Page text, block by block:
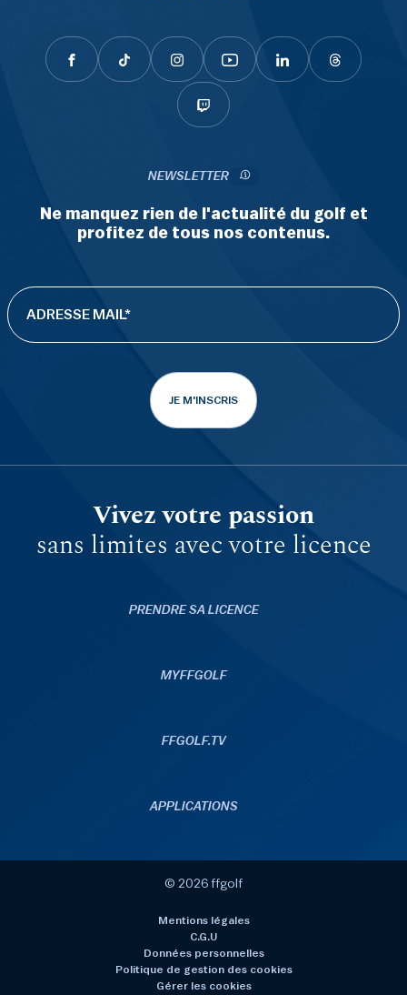
NEWSLETTER
Ne manquez rien de l'actualité du golf et
profitez de tous nos contenus.
JE M'INSCRIS
Vivez votre passion
sans limites avec votre licence
PRENDRE SA LICENCE
MYFFGOLF
FFGOLF.TV
APPLICATIONS
© 2026 ffgolf
Mentions légales
C.G.U
Données personnelles
Politique de gestion des cookies
Gérer les cookies